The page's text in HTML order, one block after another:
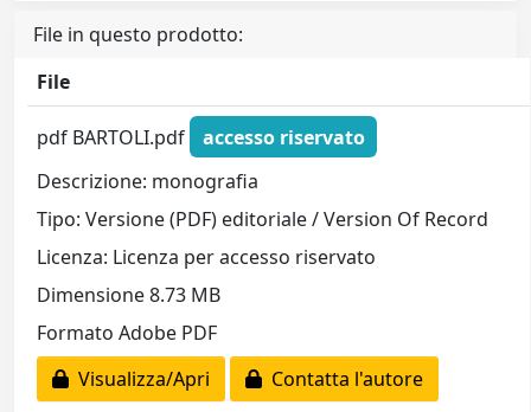
File in questo prodotto:
File
pdf BARTOLI.pdf
accesso riservato
Descrizione: monografia
Tipo: Versione (PDF) editoriale / Version Of Record
Licenza: Licenza per accesso riservato
Dimensione 8.73 MB
Formato Adobe PDF
Visualizza/Apri
Contatta l'autore